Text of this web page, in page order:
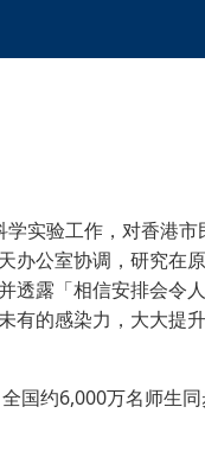
实验工作，对香港
公室协调，研究在
露「相信安排会令
的感染力，大大提
国约6,000万名师生